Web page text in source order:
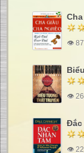
👁
👁
Đắc
👁